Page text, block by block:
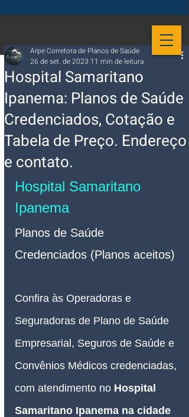
Hospital Samaritano
Ipanema: Planos de Saúde
Credenciados, Cotação e
Tabela de Preço. Endereço
e contato.
Arpe Corretora de Planos de Saúde
26 de set. de 2023 11 min de leitura
Hospital Samaritano
Ipanema
Planos de Saúde
Credenciados (Planos aceitos)
Confira às Operadoras e
Seguradoras de Plano de Saúde
Empresarial, Seguros de Saúde e
Convênios Médicos credenciadas,
com atendimento no Hospital
Samaritano Ipanema na cidade